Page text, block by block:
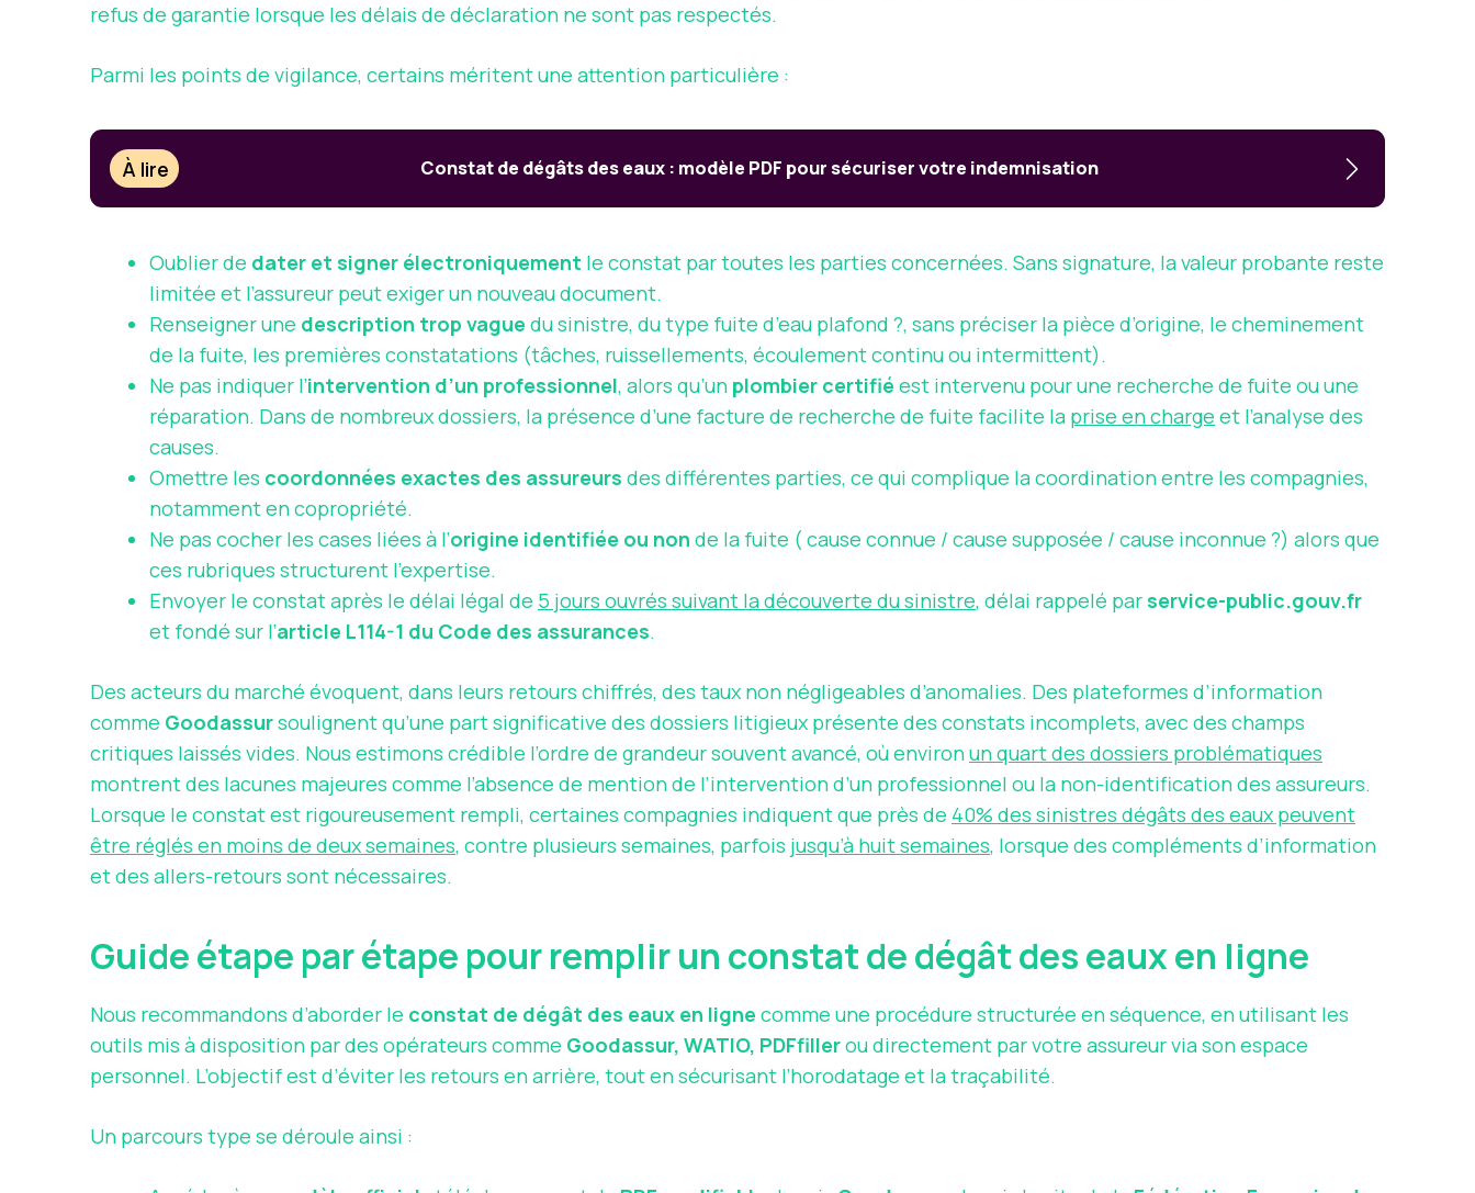
refus de garantie lorsque les délais de déclaration ne sont pas respectés.
Parmi les points de vigilance, certains méritent une attention particulière :
À lire Constat de dégâts des eaux : modèle PDF pour sécuriser votre indemnisation
Oublier de dater et signer électroniquement le constat par toutes les parties concernées. Sans signature, la valeur probante reste
limitée et l’assureur peut exiger un nouveau document.
Renseigner une description trop vague du sinistre, du type fuite d’eau plafond ?, sans préciser la pièce d’origine, le cheminement
de la fuite, les premières constatations (tâches, ruissellements, écoulement continu ou intermittent).
Ne pas indiquer l’intervention d’un professionnel, alors qu’un plombier certifié est intervenu pour une recherche de fuite ou une
réparation. Dans de nombreux dossiers, la présence d’une facture de recherche de fuite facilite la prise en charge et l’analyse des
causes.
Omettre les coordonnées exactes des assureurs des différentes parties, ce qui complique la coordination entre les compagnies,
notamment en copropriété.
Ne pas cocher les cases liées à l’origine identifiée ou non de la fuite ( cause connue / cause supposée / cause inconnue ?) alors que
ces rubriques structurent l’expertise.
Envoyer le constat après le délai légal de 5 jours ouvrés suivant la découverte du sinistre, délai rappelé par service-public.gouv.fr
et fondé sur l’article L114-1 du Code des assurances.
Des acteurs du marché évoquent, dans leurs retours chiffrés, des taux non négligeables d’anomalies. Des plateformes d’information
comme Goodassursoulignent qu’une part significative des dossiers litigieux présente des constats incomplets, avec des champs
critiques laissés vides. Nous estimons crédible l’ordre de grandeur souvent avancé, où environun quart des dossiers problématiques
montrent des lacunes majeures comme l’absence de mention de l’intervention d’un professionnel ou la non-identification des assureurs.
Lorsque le constat est rigoureusement rempli, certaines compagnies indiquent que près de 40% des sinistres dégâts des eaux peuvent
être réglés en moins de deux semaines, contre plusieurs semaines, parfois jusqu’à huit semaines, lorsque des compléments d’information
et des allers-retours sont nécessaires.
Guide étape par étape pour remplir un constat de dégât des eaux en ligne
Nous recommandons d’aborder le constat de dégât des eaux en ligne comme une procédure structurée en séquence, en utilisant les
outils mis à disposition par des opérateurs comme Goodassur, WATIO, PDFfillerou directement par votre assureur via son espace
personnel. L’objectif est d’éviter les retours en arrière, tout en sécurisant l’horodatage et la traçabilité.
Un parcours type se déroule ainsi :